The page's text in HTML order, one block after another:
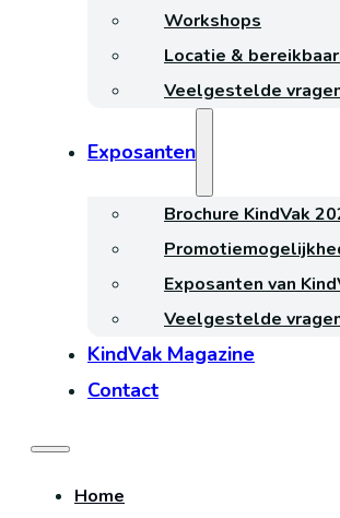
Workshops
Locatie &
Veelgestelde
Exposanten
Brochure KindVak
Exposanten van
Veelgestelde
KindVak Magazine
Contact
Home